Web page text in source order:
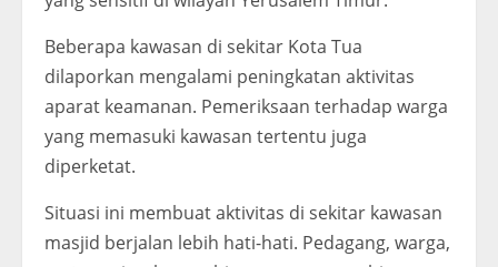
Beberapa kawasan di sekitar Kota Tua
dilaporkan mengalami peningkatan aktivitas
aparat keamanan. Pemeriksaan terhadap warga
yang memasuki kawasan tertentu juga
diperketat.
Situasi ini membuat aktivitas di sekitar kawasan
masjid berjalan lebih hati-hati. Pedagang, warga,